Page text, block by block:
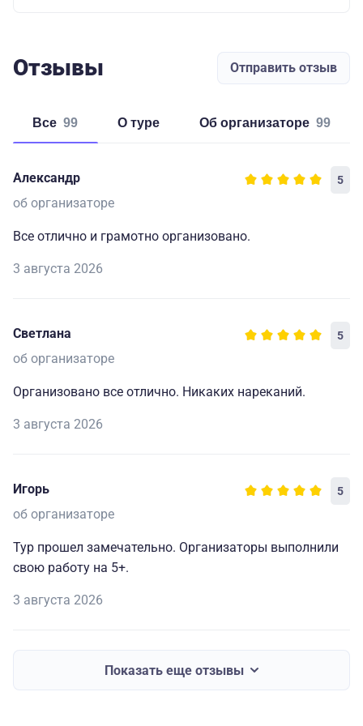
Отзывы Отправить отзыв
Все 99 о туре об организаторе 99
Александр 5
об организаторе
Все отлично и грамотно организовано.
3 августа 2026
Светлана 5
об организаторе
Организовано все отлично. Никаких нареканий.
3 августа 2026
Игорь 5
об организаторе
Тур прошел замечательно. Организаторы выполнили
свою работу на 5+.
3 августа 2026
Показать еще отзывы